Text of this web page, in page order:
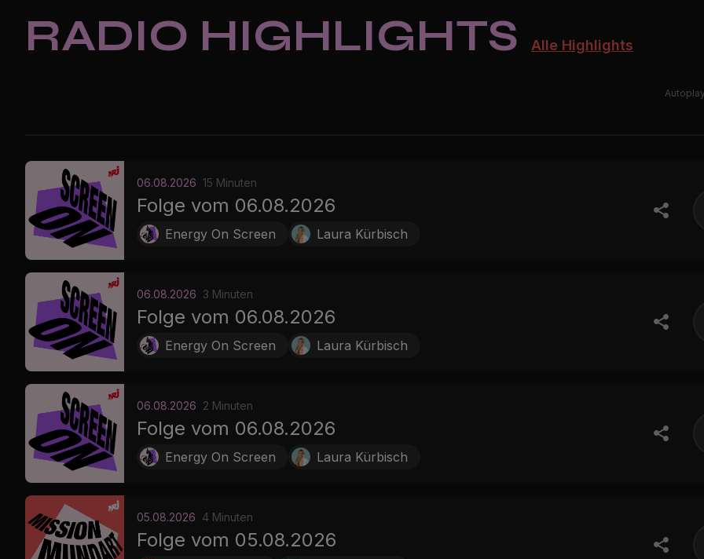
RADIO HIGHLIGHTS Alle Highlights
06.08.2026 15 Minuten
Folge vom 06.08.2026
Energy On Screen Laura Kürbisch
06.08.2026 3 Minuten
Folge vom 06.08.2026
Energy On Screen Laura Kürbisch
06.08.2026 2 Minuten
Folge vom 06.08.2026
Energy On Screen Laura Kürbisch
05.08.2026 4 Minuten
Folge vom 05.08.2026